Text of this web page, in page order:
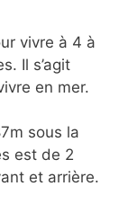
vivre à 4 à
Il s’agit
en mer.
sous la
est de 2
et arrière.